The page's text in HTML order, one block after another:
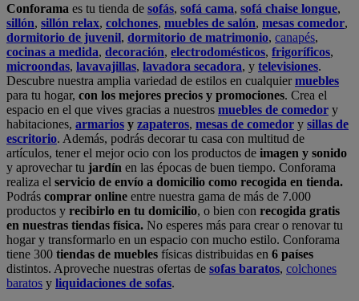
Conforama es tu tienda de sofás, sofá cama, sofá chaise longue,
sillón, sillón relax, colchones, muebles de salón, mesas comedor,
dormitorio de juvenil, dormitorio de matrimonio, canapés,
cocinas a medida, decoración, electrodomésticos, frigoríficos,
microondas, lavavajillas, lavadora secadora, y televisiones.
Descubre nuestra amplia variedad de estilos en cualquiermuebles
para tu hogar, con los mejores precios y promociones. Crea el
espacio en el que vives gracias a nuestros muebles de comedor y
habitaciones, armarios y zapateros, mesas de comedor y sillas de
escritorio. Además, podrás decorar tu casa con multitud de
artículos, tener el mejor ocio con los productos de imagen y sonido
y aprovechar tu jardín en las épocas de buen tiempo. Conforama
realiza el servicio de envío a domicilio como recogida en tienda.
Podrás comprar online entre nuestra gama de más de 7.000
productos y recibirlo en tu domicilio, o bien con recogida gratis
en nuestras tiendas física. No esperes más para crear o renovar tu
hogar y transformarlo en un espacio con mucho estilo. Conforama
tiene 300 tiendas de muebles físicas distribuidas en 6 países
distintos. Aproveche nuestras ofertas de sofas baratos, colchones
baratos y liquidaciones de sofas.